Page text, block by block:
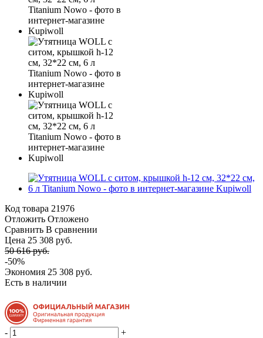
Код товара 21976
Отложить Отложено
Сравнить В сравнении
Цена 25 308 руб.
50 616 руб.
-50%
Экономия 25 308 руб.
Есть в наличии
-
+